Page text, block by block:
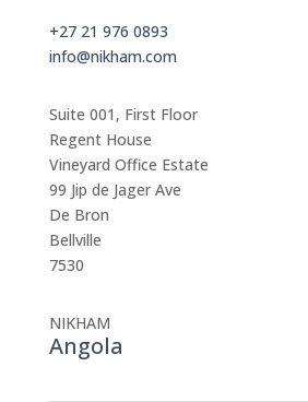
+27 21 976 0893
info@nikham.com
Suite 001, First Floor
Regent House
Vineyard Office Estate
99 Jip de Jager Ave
De Bron
Bellville
7530
NIKHAM
Angola